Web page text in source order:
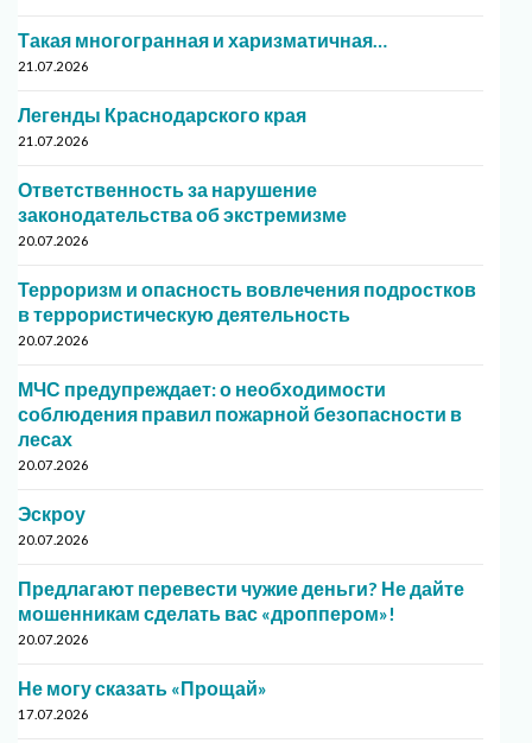
Такая многогранная и харизматичная…
21.07.2026
Легенды Краснодарского края
21.07.2026
Ответственность за нарушение
законодательства об экстремизме
20.07.2026
Терроризм и опасность вовлечения подростков
в террористическую деятельность
20.07.2026
МЧС предупреждает: о необходимости
соблюдения правил пожарной безопасности в
лесах
20.07.2026
Эскроу
20.07.2026
Предлагают перевести чужие деньги? Не дайте
мошенникам сделать вас «дроппером»!
20.07.2026
Не могу сказать «Прощай»
17.07.2026